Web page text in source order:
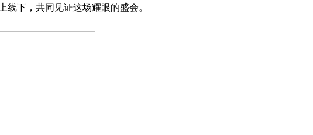
下，共同见证这场耀眼的盛会。